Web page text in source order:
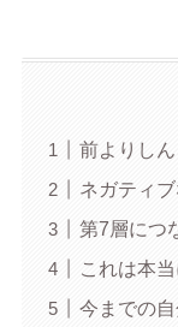
前よりし
ネガティ
第7層につ
これは本
今までの